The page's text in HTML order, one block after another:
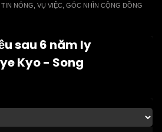
NÓNG, VỤ VIỆC, GÓC NHÌN CỘNG ĐỒNG
sau 6 năm ly
Kyo - Song